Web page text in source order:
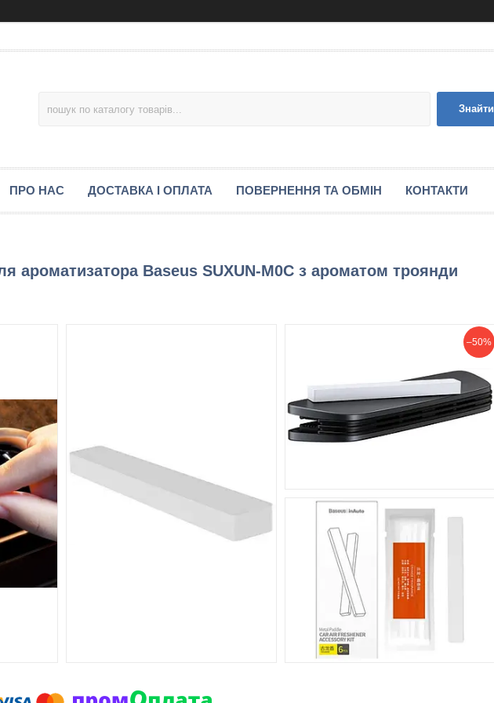
Знайти
ПРО НАС ДОСТАВКА І ОПЛАТА ПОВЕРНЕННЯ ТА ОБМІН КОНТАКТИ
ароматизатора Baseus SUXUN-M0C з ароматом троянди
–50%